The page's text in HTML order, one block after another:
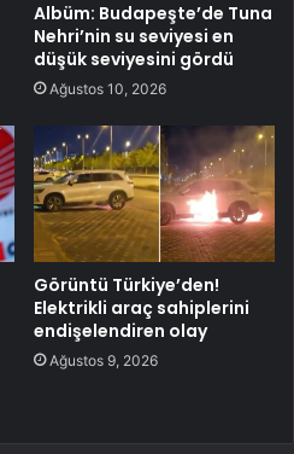
Albüm: Budapeşte’de Tuna
Nehri’nin su seviyesi en
düşük seviyesini gördü
Ağustos 10, 2026
Görüntü Türkiye’den!
Elektrikli araç sahiplerini
endişelendiren olay
Ağustos 9, 2026